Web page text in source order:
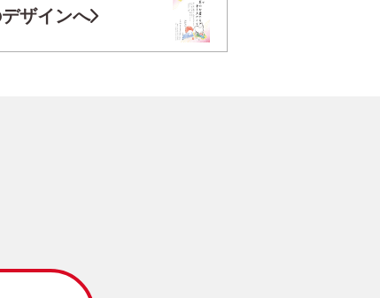
ンズ」 写真入り年賀状
ザインへ